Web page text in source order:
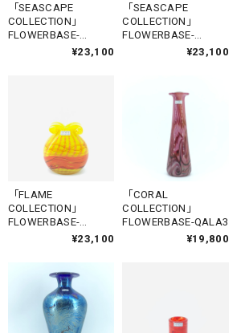
「SEASCAPE
COLLECTION」
FLOWERBASE-
¥23,100
「SEASCAPE
COLLECTION」
FLOWERBASE-
¥23,100
「FLAME
COLLECTION」
FLOWERBASE-
¥23,100
「CORAL
COLLECTION」
FLOWERBASE-QALA3
¥19,800